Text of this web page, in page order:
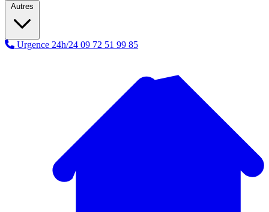
Autres
Urgence 24h/24 09 72 51 99 85